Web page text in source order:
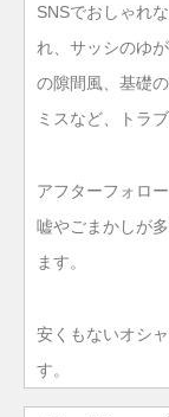
SNSでおしゃれ
れ、サッシのゆ
の隙間風、基礎
ミスなど、トラ
アフターフォロ
嘘やごまかしが
ます。
安くもないオシ
す。